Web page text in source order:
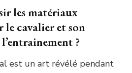
les matériaux
le cavalier et son
?
est un art révélé pendant